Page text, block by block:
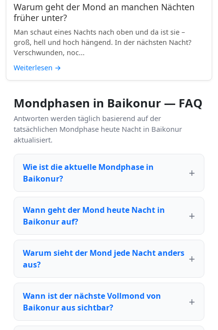
Warum geht der Mond an manchen Nächten
früher unter?
Man schaut eines Nachts nach oben und da ist sie –
groß, hell und hoch hängend. In der nächsten Nacht?
Verschwunden, noc...
Weiterlesen →
Mondphasen in Baikonur — FAQ
Antworten werden täglich basierend auf der
tatsächlichen Mondphase heute Nacht in Baikonur
aktualisiert.
Wie ist die aktuelle Mondphase in
Baikonur?
Wann geht der Mond heute Nacht in
Baikonur auf?
Warum sieht der Mond jede Nacht anders
aus?
Wann ist der nächste Vollmond von
Baikonur aus sichtbar?